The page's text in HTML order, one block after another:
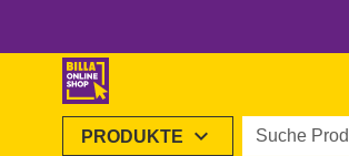
PRODUKTE expand_more Suche